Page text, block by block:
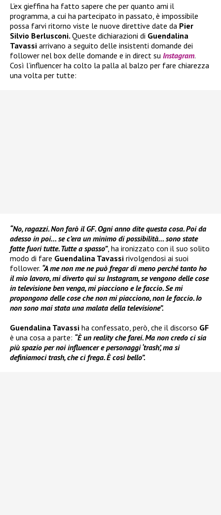
L’ex gieffina ha fatto sapere che per quanto ami il
programma, a cui ha partecipato in passato, è impossibile
possa farvi ritorno viste le nuove direttive date da Pier
Silvio Berlusconi. Queste dichiarazioni di Guendalina
Tavassi arrivano a seguito delle insistenti domande dei
follower nel box delle domande e in direct su Instagram.
Così l’influencer ha colto la palla al balzo per fare chiarezza
una volta per tutte:
“No, ragazzi. Non farò il GF. Ogni anno dite questa cosa. Poi da
adesso in poi… se c’era un minimo di possibilità… sono state
fatte fuori tutte. Tutte a spasso”, ha ironizzato con il suo solito
modo di fare Guendalina Tavassi rivolgendosi ai suoi
follower. “A me non me ne può fregar di meno perché tanto ho
il mio lavoro, mi diverto qui su Instagram, se vengono delle cose
in televisione ben venga, mi piacciono e le faccio. Se mi
propongono delle cose che non mi piacciono, non le faccio. Io
non sono mai stata una malata della televisione”.
Guendalina Tavassi ha confessato, però, che il discorso GF
è una cosa a parte: “È un reality che farei. Ma non credo ci sia
più spazio per noi influencer e personaggi ‘trash’, ma si
definiamoci trash, che ci frega. È così bello”.